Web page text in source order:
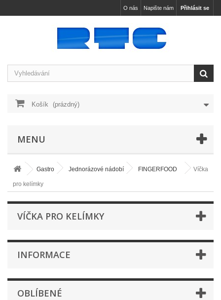
Přihlásit se
Napište nám
O nás
Košík (prázdný)
MENU
Gastro Jednorázové nádobí FINGERFOOD Víčka
pro kelímky
VÍČKA PRO KELÍMKY
INFORMACE
OBLÍBENÉ